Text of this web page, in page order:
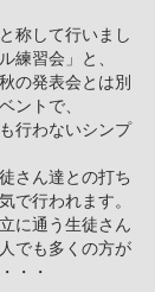
称して行いまし
練習会」と、
の発表会とは別
ントで、
行わないシンプ
さん達との打ち
で行われます。
に通う生徒さん
でも多くの方が
・・